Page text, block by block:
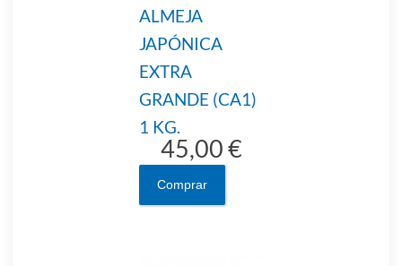
ALMEJA
JAPÓNICA
EXTRA
GRANDE (CA1)
1 KG.
45,00 €
Comprar